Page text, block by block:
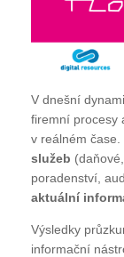
V dnešní
firemní procesy
v reálném
služeb
poradenství,
aktuální
Výsledky
informační